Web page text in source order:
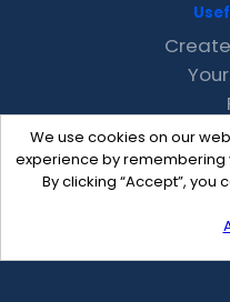
We use cookies on our
experience by remembering
By clicking “Accept”, you